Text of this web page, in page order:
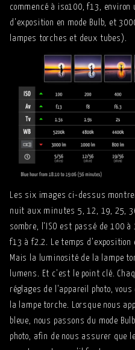
commencé à iso100, f13, environ
d'exposition en mode Bulb, et
lampes torches et deux tubes).
Les six images ci-dessus
nuit aux minutes 5, 12, 19, 25,
sombre, l'ISO est passé de 100
f13 à f2.2. Le temps d'exposition
Mais la luminosité de la lampe
lumens. Et c'est le point clé.
réglages de l'appareil photo,
la lampe torche. Lorsque nous
bleue, nous passons du mode
photo, afin de nous assurer que